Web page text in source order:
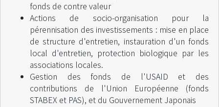
fonds de contre valeur
Actions de socio-organisation pour la
pérennisation des investissements : mise en place
de structure d'entretien, instauration d'un fonds
local d'entretien, protection biologique par les
associations locales.
Gestion des fonds de l'USAID et des
contributions de l'Union Européenne (fonds
STABEX et PAS), et du Gouvernement Japonais